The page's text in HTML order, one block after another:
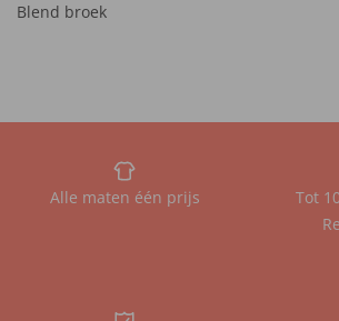
Blend broek
Alle maten één prijs
Tot